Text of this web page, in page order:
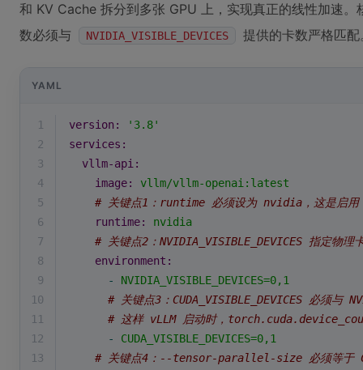
和 KV Cache 拆分到多张 GPU 上，实现真正的线性加速
数必须与
NVIDIA_VISIBLE_DEVICES 提供的卡数严格匹配
YAML
1 version:
'3.8'
2
services:
3
vllm-api:
4
image:
vllm/vllm-openai:latest
5
# 关键点1：runtime 必须设为 nvidia，这是启用
6
runtime:
nvidia
7
# 关键点2：NVIDIA_VISIBLE_DEVICES 指定物理
8
environment:
9
-
NVIDIA_VISIBLE_DEVICES=0,1
10
# 关键点3：CUDA_VISIBLE_DEVICES 必须与
11
# 这样 vLLM 启动时，
12
-
CUDA_VISIBLE_DEVICES=0,1
13
# 关键点4：--tensor-parallel-size 必须等于